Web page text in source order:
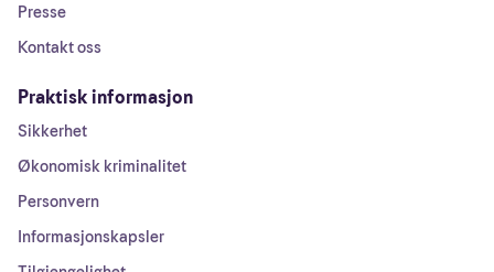
Presse
Kontakt oss
Praktisk informasjon
Sikkerhet
Økonomisk kriminalitet
Personvern
Informasjonskapsler